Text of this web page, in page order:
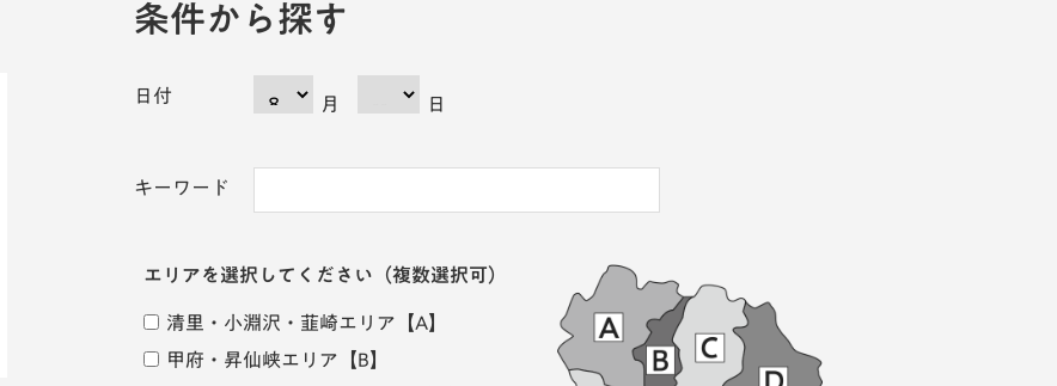
条件から探す
日付 月 日
キーワード
エリアを選択してください （複数選択可）
清里・小淵沢・韮崎エリア 【A】
甲府・昇仙峡エリア 【B】